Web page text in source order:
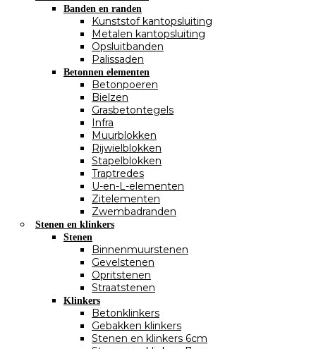
Banden en randen
Kunststof kantopsluiting
Metalen kantopsluiting
Opsluitbanden
Palissaden
Betonnen elementen
Betonpoeren
Bielzen
Grasbetontegels
Infra
Muurblokken
Rijwielblokken
Stapelblokken
Traptredes
U-en-L-elementen
Zitelementen
Zwembadranden
Stenen en klinkers
Stenen
Binnenmuurstenen
Gevelstenen
Opritstenen
Straatstenen
Klinkers
Betonklinkers
Gebakken klinkers
Stenen en klinkers 6cm